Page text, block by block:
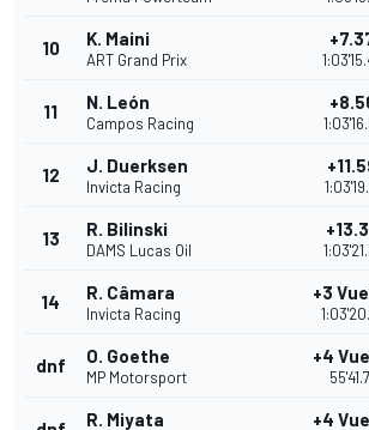
10 K. Maini
ART Grand Prix
11 N. León
Campos Racing
12 J. Duerksen
Invicta Racing
13 R. Bilinski
DAMS Lucas Oil
14 R. Câmara
Invicta Racing
+3
dnf O. Goethe
MP Motorsport
+4
R. Miyata +4